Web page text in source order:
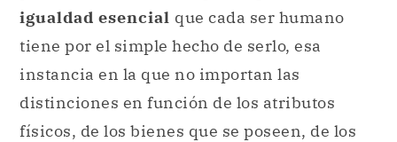
igualdad esencial que cada ser humano
tiene por el simple hecho de serlo, esa
instancia en la que no importan las
distinciones en función de los atributos
físicos, de los bienes que se poseen, de los